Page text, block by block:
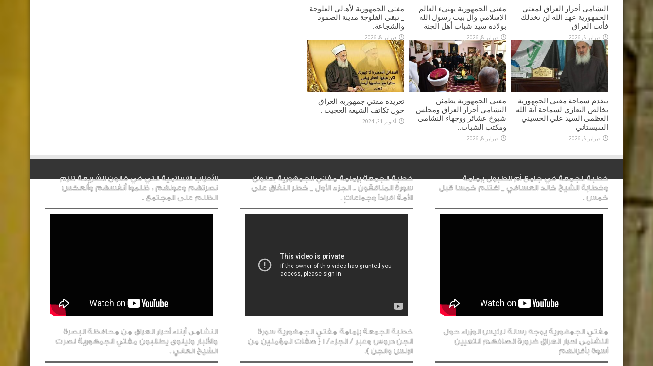
النشامى أحرار العراق لمفتي
الجمهورية عهد الله لن نخذلك
فأنت العراق
فبراير 8, 2026
مفتي الجمهورية يهنيء العالم
الإسلامي وآل بيت رسول الله
بولادة سيد شباب أهل الجنة
فبراير 8, 2026
مفتي الجمهورية لأهالي الفلوجة
_ تبقى الفلوجة مدينة الصمود
والشجاعة.
فبراير 8, 2026
يتقدم سماحة مفتي الجمهورية
بخالص التعازي لسماحة آية الله
العظمى السيد علي الحسيني
السيستاني
فبراير 8, 2026
مفتي الجمهورية يطمئن
النشامي أحرار العراق ومجلس
شيوخ عشائر ووجهاء النشامى
ومكتب الشباب..
فبراير 8, 2026
تغريدة مفتي جمهورية العراق
حول تكاتف الشيعة العجيب .
أكتوبر 21, 2024
خطبة الجمعة في جامع أم الطبول بإمامة
وخطابة الشيخ خالد العسافي _ اغتنم خمسا قبل
خمس .
مفتي الجمهورية يوجه رسالة لرئيس الوزراء حول
النشامى احرار العراق ضرورة انصافهم التعيين
أسوة بأقرانهم
خطبة الجمعة بإمامة مفتي الجمهورية بعنوان
سورة المنافقون .. الجزء الأول _ خطر النفاق على
الأمة افراداً وجماعاتٍ .
خطبة الجمعة بإمامة مفتي الجمهورية سورة
الجن دروس وعبر / الجزء/ 1 { صفات المؤمنين من
الإنس والجن ).
الأحزاب الاسلامية التي في قانون الشريعة تلزم
نصرتهم وعونهم ، ظلموا أنفسهم وأنعكس
الظلم على المجتمع .
النشامى أبناء أحرار العراق من محافظة البصرة
والأنبار ونينوى يطالبون مفتي الجمهورية نصرت
الشيخ العاني .